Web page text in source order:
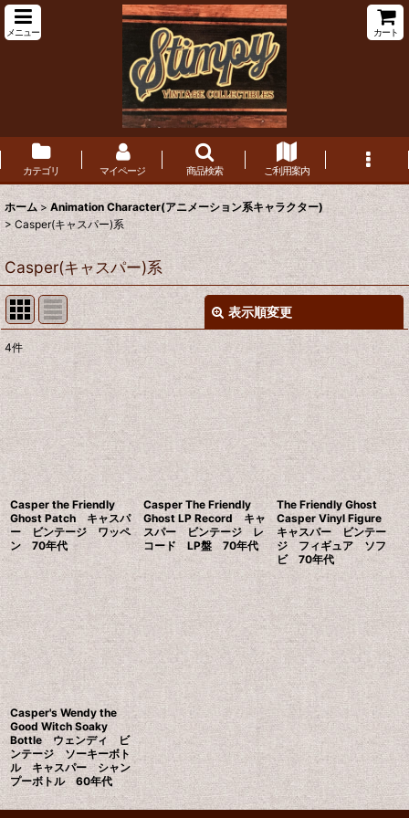
メニュー カート
カテゴリ マイページ 商品検索 ご利用案内
ホーム > Animation Character(アニメーション系キャラクター)
> Casper(キャスパー)系
Casper(キャスパー)系
表示順変更
表示数 :
在庫あり
並び順
絞り込む
4件
Casper the Friendly
Ghost Patch キャスパ
ー ビンテージ ワッペ
ン 70年代
Casper The Friendly
Ghost LP Record キャ
スパー ビンテージ レ
コード LP盤 70年代
The Friendly Ghost
Casper Vinyl Figure
キャスパー ビンテー
ジ フィギュア ソフ
ビ 70年代
Casper's Wendy the
Good Witch Soaky
Bottle ウェンディ ビ
ンテージ ソーキーボト
ル キャスパー シャン
プーボトル 60年代